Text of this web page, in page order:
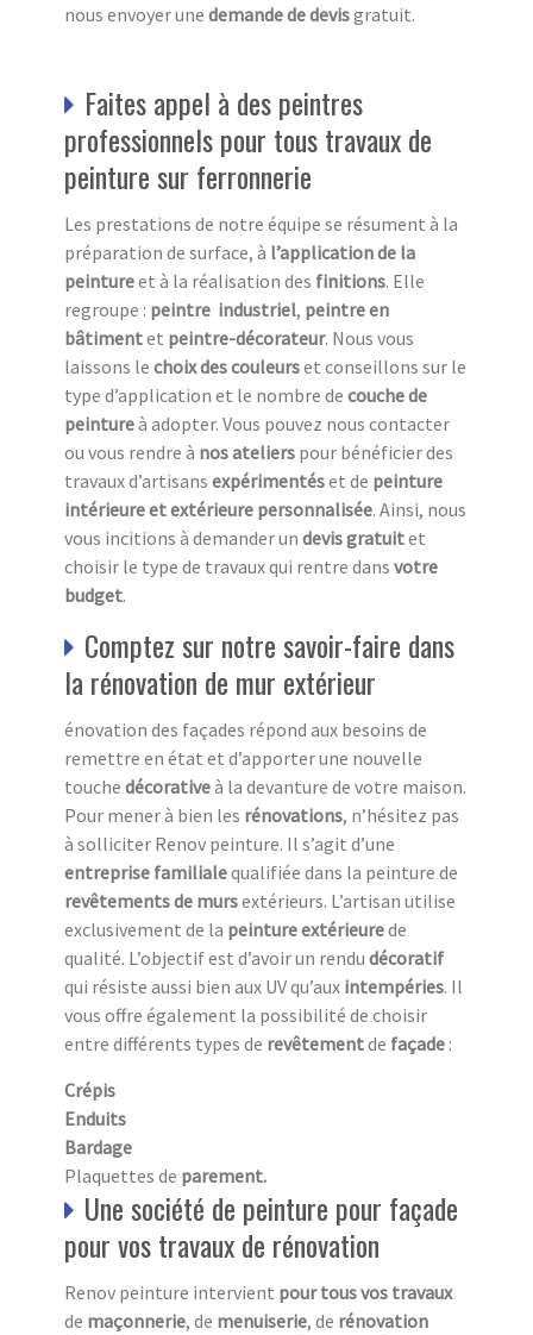
nous envoyer une demande de devisgratuit.
Faites appel à des peintres
professionnels pour tous travaux de
peinture sur ferronnerie
Les prestations de notre équipe se résument à la
préparation de surface, à l’application de la
peintureet à la réalisation des finitions. Elle
regroupe : peintre industriel, peintre en
bâtimentet peintre-décorateur. Nous vous
laissons le choix des couleurset conseillons sur le
type d’application et le nombre de couche de
peintureà adopter. Vous pouvez nous contacter
ou vous rendre à nos ateliers pour bénéficier des
travaux d’artisans expérimentéset de peinture
intérieure et extérieure personnalisée. Ainsi, nous
vous incitions à demander un devis gratuitet
choisir le type de travaux qui rentre dans votre
budget.
Comptez sur notre savoir-faire dans
la rénovation de mur extérieur
énovation des façades répond aux besoins de
remettre en état et d’apporter une nouvelle
touche décorativeà la devanture de votre maison.
Pour mener à bien les rénovations, n’hésitez pas
à solliciter Renov peinture. Il s’agit d’une
entreprise familialequalifiée dans la peinture de
revêtements de mursextérieurs. L’artisan utilise
exclusivement de la peinture extérieurede
qualité. L’objectif est d’avoir un rendu décoratif
qui résiste aussi bien aux UVqu’aux intempéries. Il
vous offre également la possibilité de choisir
entre différents types de revêtementde façade :
Crépis
Enduits
Bardage
Plaquettes de parement.
Une société de peinture pour façade
pour vos travaux de rénovation
Renov peinture intervient pour tous vos travaux
de maçonnerie, de menuiserie, de rénovation